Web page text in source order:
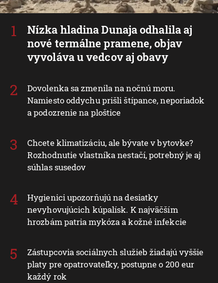
Nízka hladina Dunaja odhalila aj
nové termálne pramene, objav
vyvoláva u vedcov aj obavy
Dovolenka sa zmenila na nočnú moru.
Namiesto oddychu prišli štípance, neporiadok
a podozrenie na ploštice
Chcete klimatizáciu, ale bývate v bytovke?
Rozhodnutie vlastníka nestačí, potrebný je aj
súhlas susedov
Hygienici upozorňujú na desiatky
nevyhovujúcich kúpalísk. K najväčším
hrozbám patria mykóza a kožné infekcie
Zástupcovia sociálnych služieb žiadajú vyššie
platy pre opatrovateľky, postupne o 200 eur
každý rok